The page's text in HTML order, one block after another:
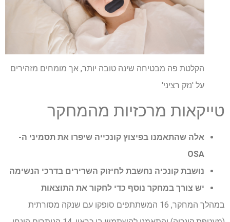
הקלטת פה מבטיחה שינה טובה יותר, אך מומחים מזהירים
על 'נזק רציני'
טייקאות מרכזיות מהמחקר
אלה שהתאמנו בפיצוץ קונכייה שיפרו את תסמיני ה-
OSA
נושבת קונכיה נחשבת לחיזוק השרירים בדרכי הנשימה
יש צורך במחקר נוסף כדי לחקור את התוצאות
במהלך המחקר, 16 המשתתפים סופקו עם שנקה מסורתית